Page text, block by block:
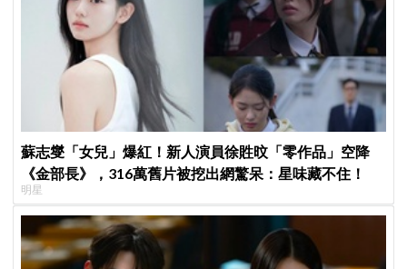
蘇志燮「女兒」爆紅！新人演員徐貹旼「零作品」空降
《金部長》，316萬舊片被挖出網驚呆：星味藏不住！
明星